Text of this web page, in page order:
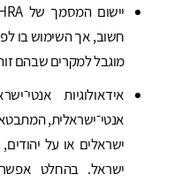
חשוב, אך השימוש בו
מוגבל למקרים שבהם
אידאולוגיות
אנטי־ישראלית,
ישראלים או על
ישראל. בהחלט